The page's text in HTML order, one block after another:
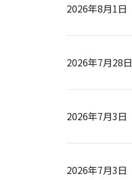
2026年8月1日
2026年7月28日
2026年7月3日
2026年7月3日